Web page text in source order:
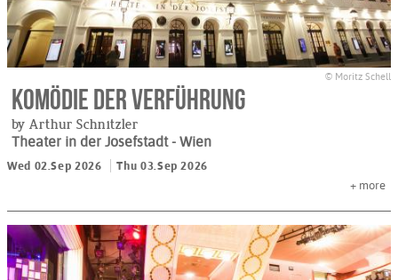
© Moritz Schell
Komödie der Verführung
by Arthur Schnitzler
Theater in der Josefstadt- Wien
Wed 02.Sep 2026
Thu 03.Sep 2026
+ more